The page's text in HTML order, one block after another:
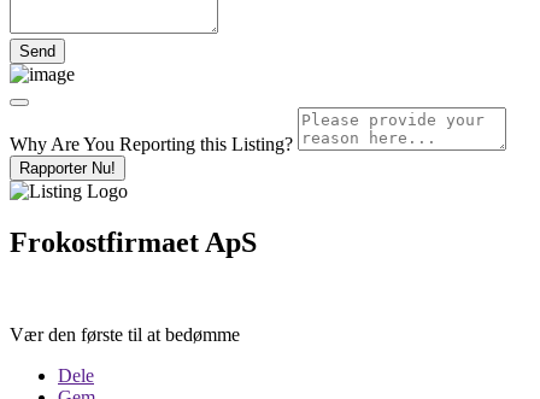
Why Are You Reporting this Listing?
Rapporter Nu!
Frokostfirmaet ApS
Vær den første til at bedømme
Dele